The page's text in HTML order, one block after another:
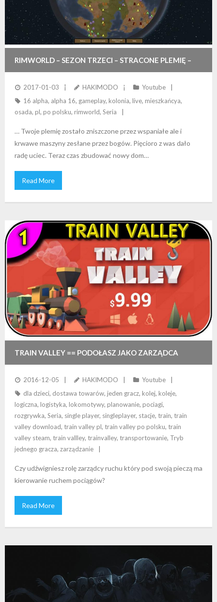
RIMWORLD – SEZON TRZECI – STRACONE PLEMIĘ –
OSTATNI Z „PLEMIENIA DZIKIEGO MUFALLO”
2017-01-03 HAKIMODO
Youtube
16 alpha, alpha 16, gameplay, kolonia, live, mieszkańcya,
osada, pl, po polsku, rimworld, Seria
… Twoje plemię zostało zniszczone przez wspaniałe ale i
krwawe maszyny zesłane przez bogów. Pięcioro z was dało
radę uciec. Teraz czas zbudować nowy dom…
Read More
TRAIN VALLEY == PODOŁASZ JAKO ZARZĄDCA
RUCHU?
2016-12-05 HAKIMODO
Youtube
dla dzieci, dostawa towarów, jeden gracz, kolej, koleje,
logiczna, logistyka, lokomotywy, planowanie, pociagi,
rozgrywka, Seria, single player, singleplayer, stacje, train, train
valley download, train valley pl, train valley po polsku, train
valley steam, train vallley, trainvalley, transportowanie, Tryb
jednego gracza, zarządzanie
Czy udźwigniesz rolę zarządcy ruchu który pod swoją pieczą ma
kierowanie ruchem pociągów?
Read More